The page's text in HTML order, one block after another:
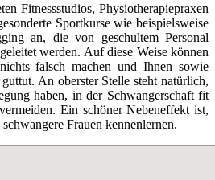
Fitnessstudios, Physiotherapiepraxen
Sportkurse wie beispielsweise
an, die von geschultem Personal
geleitet werden. Auf diese Weise können
falsch machen und Ihnen sowie
An oberster Stelle steht natürlich,
haben, in der Schwangerschaft fit
Ein schöner Nebeneffekt ist,
Frauen kennenlernen.